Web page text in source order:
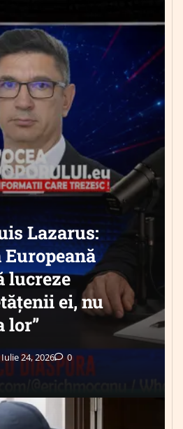
Lazarus:
lucreze
ei, nu
lor”
Iulie 24, 2026 0